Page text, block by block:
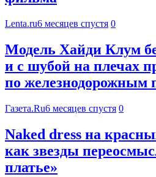
Lenta.ru6 месяцев спустя 0
Модель Хайди Клум
и с шубой на плечах
по железнодорожным
Газета.Ru6 месяцев спустя 0
Naked dress на
как звезды
платье»